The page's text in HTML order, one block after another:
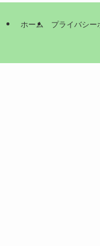
ホーム プライバシー